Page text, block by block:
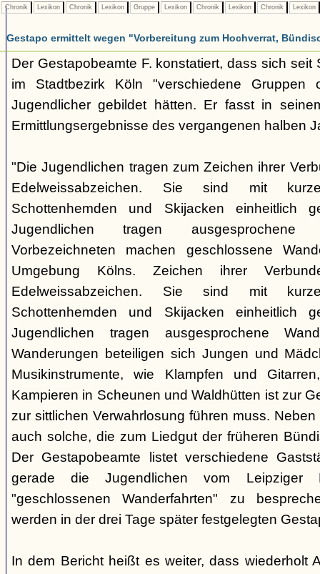
Chronik Lexikon Chronik Lexikon Gruppe Lexikon Chronik Lexikon Chronik Lexikon
Gestapo ermittelt wegen "Vorbereitung zum Hochverrat,
Der Gestapobeamte F. konstatiert, dass sich seit
im Stadtbezirk Köln "verschiedene Gruppen
Jugendlicher gebildet hätten. Er fasst in
Ermittlungsergebnisse des vergangenen halben
"Die Jugendlichen tragen zum Zeichen ihrer
Edelweissabzeichen. Sie sind mit
Schottenhemden und Skijacken einheitlich
Jugendlichen tragen ausgesprochene
Vorbezeichneten machen geschlossene
Umgebung Kölns. Zeichen ihrer
Edelweissabzeichen. Sie sind mit
Schottenhemden und Skijacken einheitlich
Jugendlichen tragen ausgesprochene
Wanderungen beteiligen sich Jungen und
Musikinstrumente, wie Klampfen und
Kampieren in Scheunen und Waldhütten ist zur
zur sittlichen Verwahrlosung führen muss.
auch solche, die zum Liedgut der früheren
Der Gestapobeamte listet verschiedene
gerade die Jugendlichen vom
"geschlossenen Wanderfahrten" zu
werden in der drei Tage später festgelegten
In dem Bericht heißt es weiter, dass wiederholt